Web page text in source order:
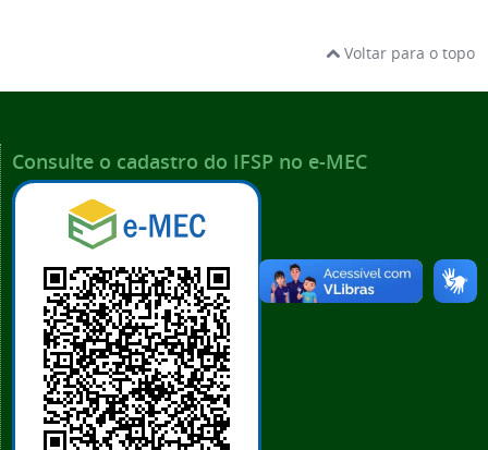
Voltar para o topo
Consulte o cadastro do IFSP no e-MEC